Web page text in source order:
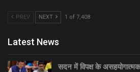
PREV NEXT 1 of 7,408
Latest News
सदन में विपक्ष के